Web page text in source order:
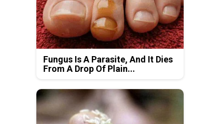
Fungus Is A Parasite, And It Dies
From A Drop Of Plain...